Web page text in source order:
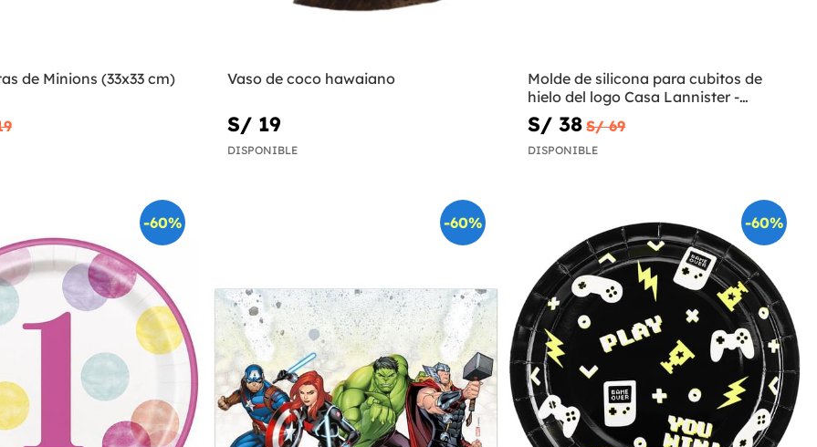
de Minions (33x33 cm) Vaso de coco hawaiano
S/ 19
DISPONIBLE
Molde de silicona para cubitos de
hielo del logo Casa Lannister -
Juego de Tronos
S/ 38 S/ 69
DISPONIBLE
-60% -60% -60%